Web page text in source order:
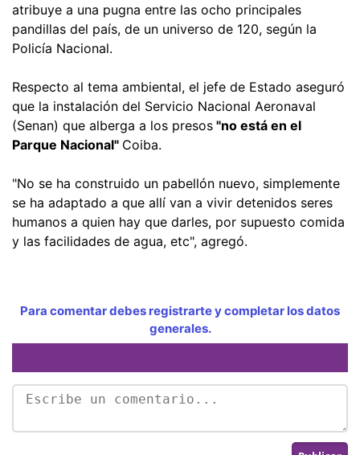
atribuye a una pugna entre las ocho principales
pandillas del país, de un universo de 120, según la
Policía Nacional.
Respecto al tema ambiental, el jefe de Estado aseguró
que la instalación del Servicio Nacional Aeronaval
(Senan) que alberga a los presos "no está en el
Parque Nacional" Coiba.
"No se ha construido un pabellón nuevo, simplemente
se ha adaptado a que allí van a vivir detenidos seres
humanos a quien hay que darles, por supuesto comida
y las facilidades de agua, etc", agregó.
Para comentar debes registrarte y completar los datos
generales.